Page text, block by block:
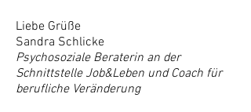
Liebe Grüße
Sandra Schlicke
Psychosoziale Beraterin an der
Schnittstelle Job&Leben und Coach für
berufliche Veränderung